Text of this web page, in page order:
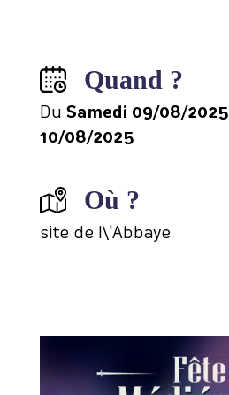
Quand ?
Du Samedi 09/08/2025
10/08/2025
Où ?
site de l\'Abbaye